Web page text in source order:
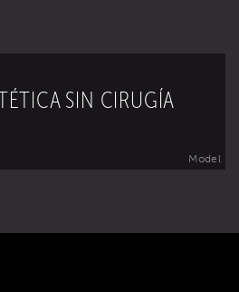
SIN CIRUGÍA
Model